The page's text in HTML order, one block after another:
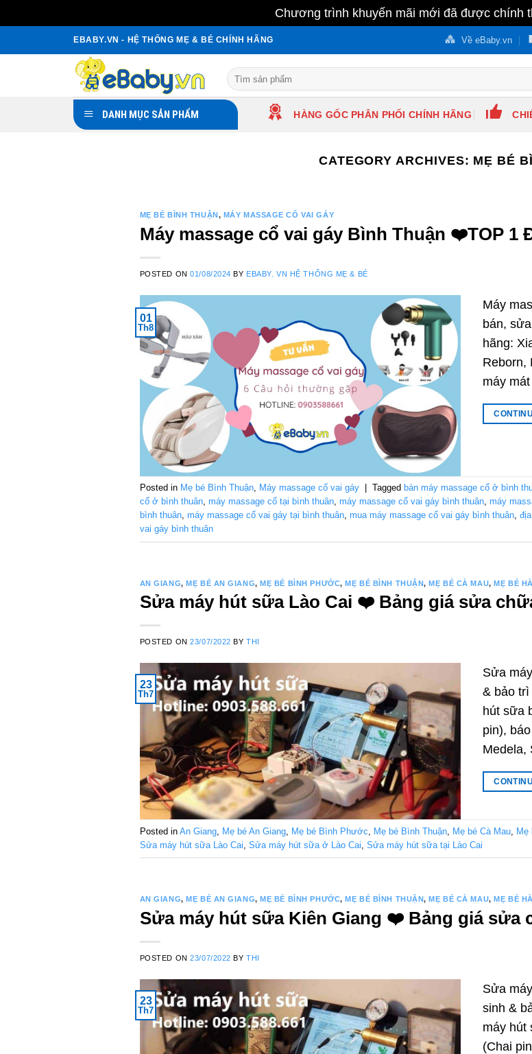
Chương trình khuyến mãi mới đã được chính
EBABY.VN - HỆ THỐNG MẸ & BÉ CHÍNH HÃNG Về eBaby.vn
Search
for:
DANH MỤC SẢN PHẨM HÀNG GỐC PHÂN PHỐI CHÍNH HÃNG
CATEGORY ARCHIVES: MẸ BÉ
MẸ BÉ BÌNH THUẬN, MÁY MASSAGE CỔ VAI GÁY
Máy massage cổ vai gáy Bình Thuận ❤️️TOP
POSTED ON01/08/2024 BY EBABY. VN HỆ THỐNG MẸ & BÉ
01
Th8
Máy
bán,
hãng:
Reborn,
máy
Posted in Mẹ bé Bình Thuận, Máy massage cổ vai gáy Tagged bán máy massage cổ ở bình
cổ ở bình thuân, máy massage cổ tại bình thuân, máy massage cổ vai gáy bình thuân, máy
bình thuân, máy massage cổ vai gáy tại bình thuân, mua máy massage cổ vai gáy bình thuân,
vai gáy bình thuân
AN GIANG,MẸ BÉ AN GIANG,MẸ BÉ BÌNH PHƯỚC,MẸ BÉ BÌNH THUẬN,MẸ BÉ CÀ MAU,MẸ BÉ
Sửa máy hút sữa Lào Cai ❤️️ Bảng giá sửa
POSTED ON23/07/2022 BYTHI
23
Th7
Sửa
& bảo
hút sữa
pin),
Medela,
Posted in An Giang, Mẹ bé An Giang, Mẹ bé Bình Phước Mẹ bé Bình Thuận, Mẹ bé Cà Mau, Mẹ
Sửa máy hút sữa Lào Cai Sửa máy hút sữa ở Lào Cai Sửa máy hút sữa tại Lào Cai
AN GIANG,MẸ BÉ AN GIANG,MẸ BÉ BÌNH PHƯỚC,MẸ BÉ BÌNH THUẬN,MẸ BÉ CÀ MAU,MẸ BÉ
Sửa máy hút sữa Kiên Giang ❤️️ Bảng giá sửa
POSTED ON23/07/2022 BYTHI
23
Th7
Sửa
sinh &
máy hút
(Chai